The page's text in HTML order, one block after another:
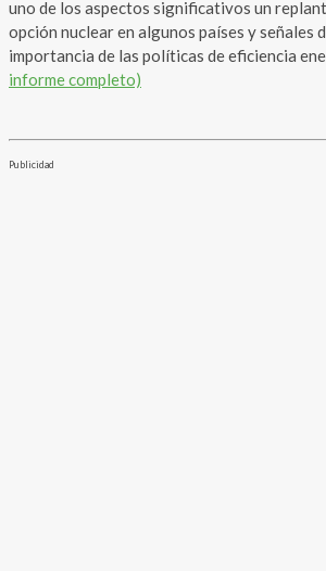
uno de los aspectos significativos un
opción nuclear en algunos países y señales
importancia de las políticas de eficiencia
informe completo)
Publicidad